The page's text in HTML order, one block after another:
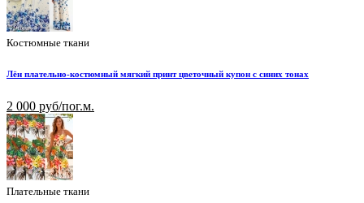
Костюмные ткани
Лён плательно-костюмный мягкий принт цветочный купон с синих тонах
2 000 руб/пог.м.
Плательные ткани